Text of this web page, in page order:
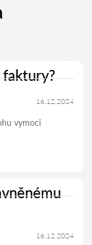
faktury?
16.12.2024
vymoci
16.12.2024